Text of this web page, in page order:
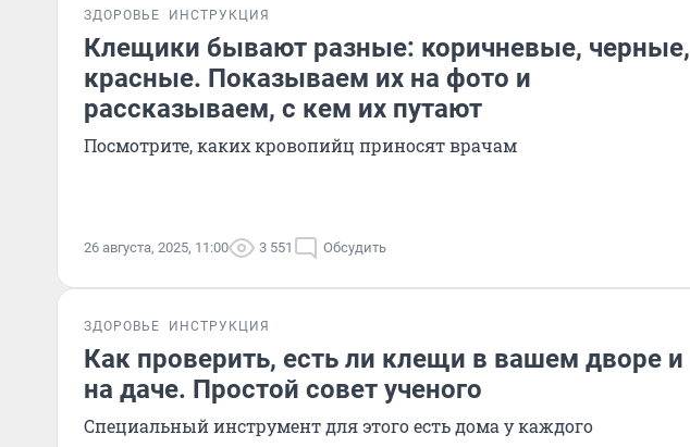
ЗДОРОВЬЕ ИНСТРУКЦИЯ
Клещики бывают разные: коричневые, черные,
красные. Показываем их на фото и
рассказываем, с кем их путают
Посмотрите, каких кровопийц приносят врачам
26 августа, 2025, 11:00 3 551 Обсудить
ЗДОРОВЬЕ ИНСТРУКЦИЯ
Как проверить, есть ли клещи в вашем дворе и
на даче. Простой совет ученого
Специальный инструмент для этого есть дома у каждого